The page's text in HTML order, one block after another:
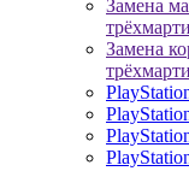
Замена
Замена